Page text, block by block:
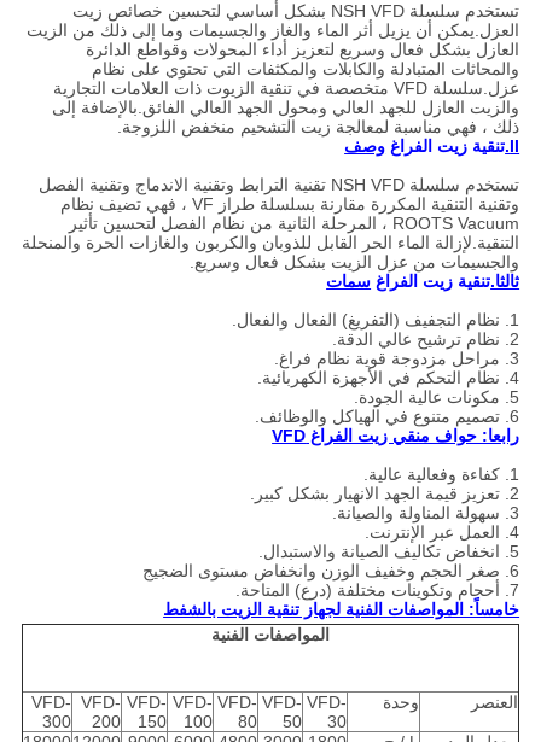
تستخدم سلسلة NSH VFD بشكل أساسي لتحسين خصائص زيت
العزل.يمكن أن يزيل أثر الماء والغاز والجسيمات وما إلى ذلك من الزيت
العازل بشكل فعال وسريع لتعزيز أداء المحولات وقواطع الدائرة
والمحاثات المتبادلة والكابلات والمكثفات التي تحتوي على نظام
عزل.سلسلة VFD متخصصة في تنقية الزيوت ذات العلامات التجارية
والزيت العازل للجهد العالي ومحول الجهد العالي الفائق.بالإضافة إلى
ذلك ، فهي مناسبة لمعالجة زيت التشحيم منخفض اللزوجة.
II. تنقية زيت الفراغ وصف
تستخدم سلسلة NSH VFD تقنية الترابط وتقنية الاندماج وتقنية الفصل
وتقنية التنقية المكررة مقارنة بسلسلة طراز VF ، فهي تضيف نظام
ROOTS Vacuum ، المرحلة الثانية من نظام الفصل لتحسين تأثير
التنقية.لإزالة الماء الحر القابل للذوبان والكربون والغازات الحرة والمنحلة
والجسيمات من عزل الزيت بشكل فعال وسريع.
ثالثا.تنقية زيت الفراغ سمات
1. نظام التجفيف (التفريغ) الفعال والفعال.
2. نظام ترشيح عالي الدقة.
3. مراحل مزدوجة قوية نظام فراغ.
4. نظام التحكم في الأجهزة الكهربائية.
5. مكونات عالية الجودة.
6. تصميم متنوع في الهياكل والوظائف.
رابعا: حواف منقي زيت الفراغ VFD
1. كفاءة وفعالية عالية.
2. تعزيز قيمة الجهد الانهيار بشكل كبير.
3. سهولة المناولة والصيانة.
4. العمل عبر الإنترنت.
5. انخفاض تكاليف الصيانة والاستبدال.
6. صغر الحجم وخفيف الوزن وانخفاض مستوى الضجيج
7. أحجام وتكوينات مختلفة (درع) المتاحة.
خامساً: المواصفات الفنية لجهاز تنقية الزيت بالشفط
المواصفات الفنية
العنصر وحدة
VFD-
30
VFD-
50
VFD-
80
VFD-
100
VFD-
150
VFD-
200
VFD-
300